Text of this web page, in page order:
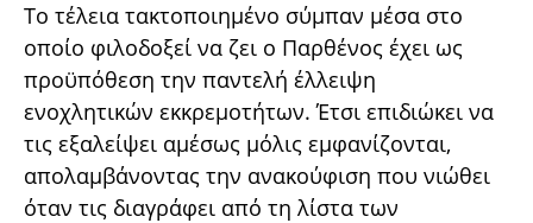
Το τέλεια τακτοποιημένο σύμπαν μέσα στο
οποίο φιλοδοξεί να ζει ο Παρθένος έχει ως
προϋπόθεση την παντελή έλλειψη
ενοχλητικών εκκρεμοτήτων. Έτσι επιδιώκει να
τις εξαλείψει αμέσως μόλις εμφανίζονται,
απολαμβάνοντας την ανακούφιση που νιώθει
όταν τις διαγράφει από τη λίστα των